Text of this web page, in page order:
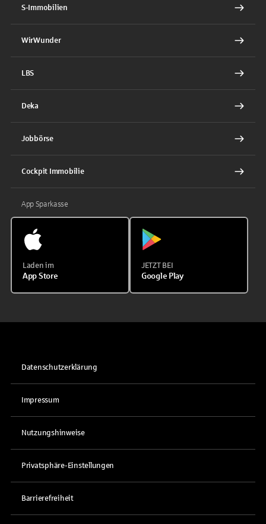
S-Immobilien
WirWunder
LBS
Deka
Jobbörse
Cockpit Immobilie
App Sparkasse
Laden im
App Store
JETZT BEI
Google Play
Datenschutzerklärung
Impressum
Nutzungshinweise
Privatsphäre-Einstellungen
Barrierefreiheit